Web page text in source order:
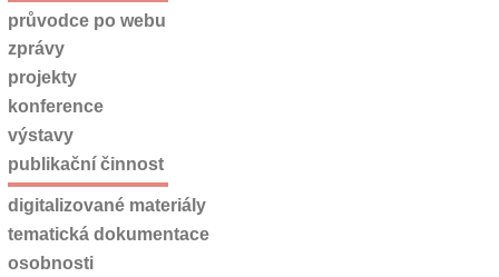
průvodce po webu
zprávy
projekty
konference
výstavy
publikační činnost
digitalizované materiály
tematická dokumentace
osobnosti